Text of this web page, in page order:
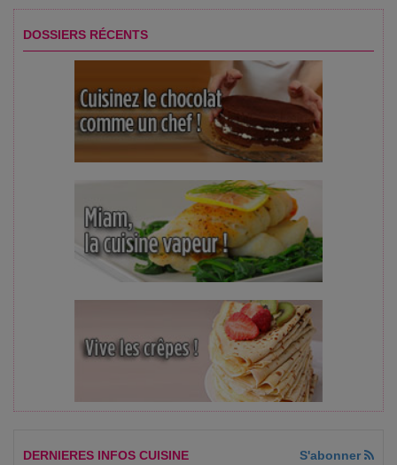
DOSSIERS RÉCENTS
DERNIERES INFOS CUISINE S'abonner